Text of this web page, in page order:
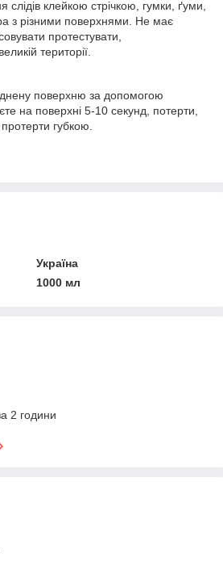
слідів клейкою стрічкою, гумки, ґуми,
з різними поверхнями. Не має
протестувати,
території.
поверхню за допомогою
на поверхні 5-10 секунд, потерти,
губкою.
Україна
1000 мл
2 години